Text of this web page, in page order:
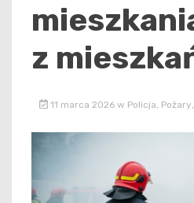
z
11 marca 2026 w Policja Pożary